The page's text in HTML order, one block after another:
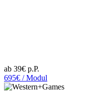
ab 39€ p.P.
695€ / Modul